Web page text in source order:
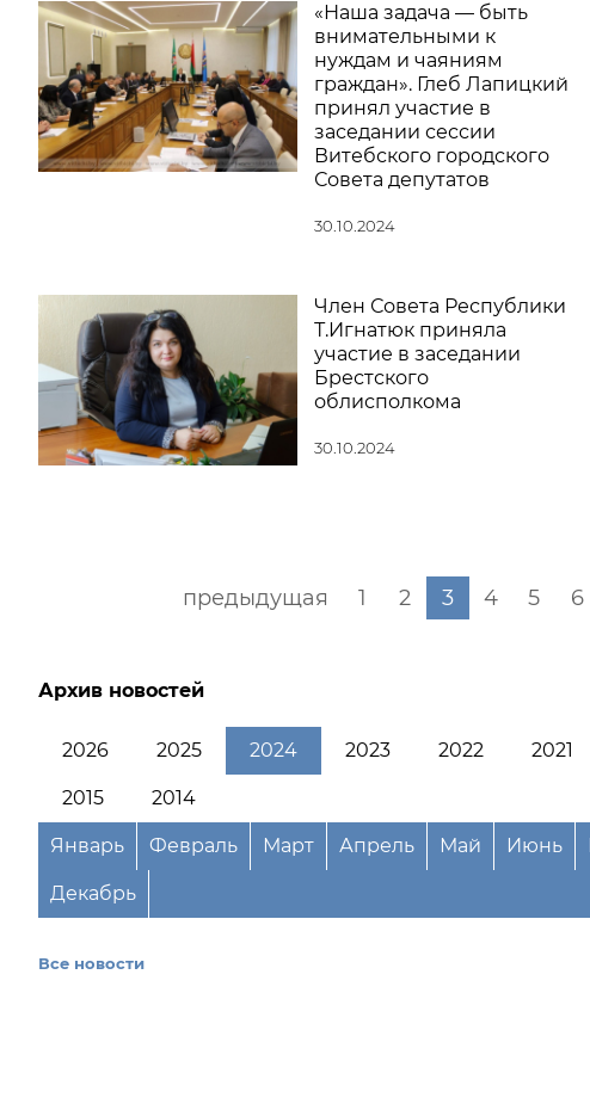
«Наша задача — быть
внимательными к
нуждам и чаяниям
граждан». Глеб Лапицкий
принял участие в
заседании сессии
Витебского городского
Совета депутатов
30.10.2024
Член Совета Республики
Т.Игнатюк приняла
участие в заседании
Брестского
облисполкома
30.10.2024
предыдущая 1 2 3 4 5 6
Архив новостей
2026 2025 2024 2023 2022 2021
2015 2014
Январь Февраль Март Апрель Май Июнь
Декабрь
Все новости